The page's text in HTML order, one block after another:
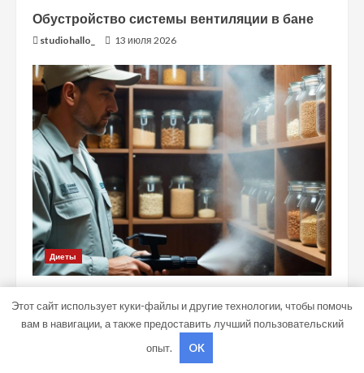
Обустройство системы вентиляции в бане
studiohallo_ 13 июля 2026
Диеты
насекомыми
Этот сайт использует куки-файлы и другие технологии, чтобы помочь
вам в навигации, а также предоставить лучший пользовательский
опыт.
OK